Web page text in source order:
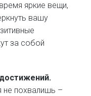
яркие вещи,
вашу
за собой
не похвалишь –